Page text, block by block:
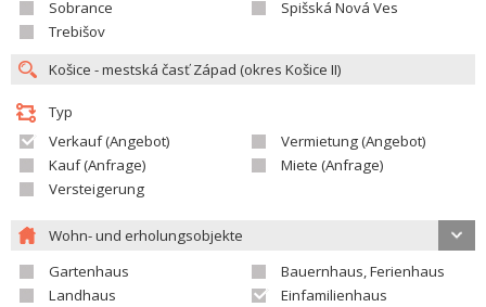
Sobrance
Spišská Nová Ves
Trebišov
Typ
Verkauf (Angebot)
Vermietung (Angebot)
Kauf (Anfrage)
Miete (Anfrage)
Versteigerung
Wohn- und erholungsobjekte
Gartenhaus
Bauernhaus, Ferienhaus
Landhaus
Einfamilienhaus